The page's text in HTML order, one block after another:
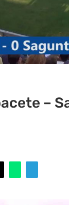
–